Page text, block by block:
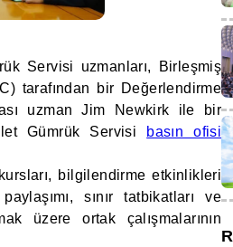
Servisi uzmanları, Birleşmiş
tarafından bir Değerlendirme
uzman Jim Newkirk ile bir
Gümrük Servisi
basın ofisi
bilgilendirme etkinlikleri
sınır tatbikatları ve
üzere ortak çalışmalarının